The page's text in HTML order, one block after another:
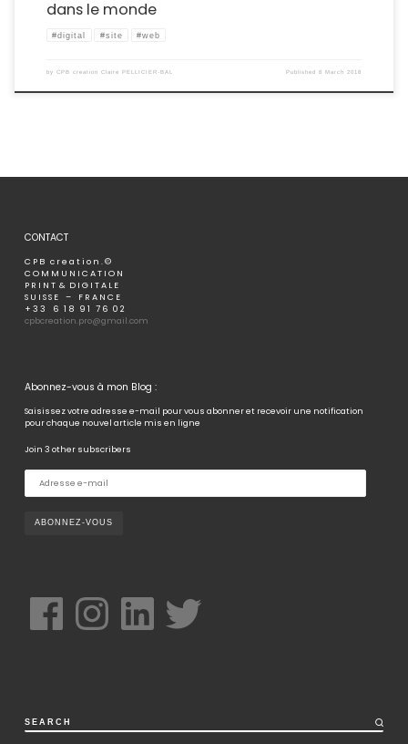
dans le monde
#digital #site #web
by CPB creation Claire PELLICIER-BAL Published8 March 2018
CONTACT
C P B c r e a t i o n . ©
C O M M U N I C A T I O N
P R I N T & D I G I T A L E
S U I S S E – F R A N C E
+ 3 3 6 1 8 9 1 7 6 0 2
cpbcreation.pro@gmail.com
Abonnez-vous à mon Blog :
Saisissez votre adresse e-mail pour vous abonner et recevoir une notification
pour chaque nouvel article mis en ligne
Join 3 other subscribers
Facebook Instagram LinkedIn
SEARCH